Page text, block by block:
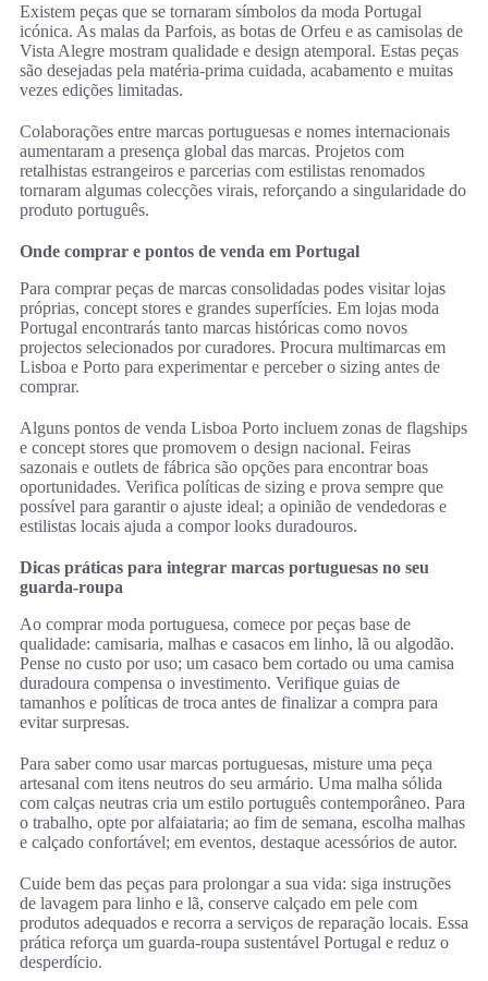
Existem peças que se tornaram símbolos da moda Portugal
icónica. As malas da Parfois, as botas de Orfeu e as camisolas de
Vista Alegre mostram qualidade e design atemporal. Estas peças
são desejadas pela matéria-prima cuidada, acabamento e muitas
vezes edições limitadas.
Colaborações entre marcas portuguesas e nomes internacionais
aumentaram a presença global das marcas. Projetos com
retalhistas estrangeiros e parcerias com estilistas renomados
tornaram algumas colecções virais, reforçando a singularidade do
produto português.
Onde comprar e pontos de venda em Portugal
Para comprar peças de marcas consolidadas podes visitar lojas
próprias, concept stores e grandes superfícies. Em lojas moda
Portugal encontrarás tanto marcas históricas como novos
projectos selecionados por curadores. Procura multimarcas em
Lisboa e Porto para experimentar e perceber o sizing antes de
comprar.
Alguns pontos de venda Lisboa Porto incluem zonas de flagships
e concept stores que promovem o design nacional. Feiras
sazonais e outlets de fábrica são opções para encontrar boas
oportunidades. Verifica políticas de sizing e prova sempre que
possível para garantir o ajuste ideal; a opinião de vendedoras e
estilistas locais ajuda a compor looks duradouros.
Dicas práticas para integrar marcas portuguesas no seu
guarda‑roupa
Ao comprar moda portuguesa, comece por peças base de
qualidade: camisaria, malhas e casacos em linho, lã ou algodão.
Pense no custo por uso; um casaco bem cortado ou uma camisa
duradoura compensa o investimento. Verifique guias de
tamanhos e políticas de troca antes de finalizar a compra para
evitar surpresas.
Para saber como usar marcas portuguesas, misture uma peça
artesanal com itens neutros do seu armário. Uma malha sólida
com calças neutras cria um estilo português contemporâneo. Para
o trabalho, opte por alfaiataria; ao fim de semana, escolha malhas
e calçado confortável; em eventos, destaque acessórios de autor.
Cuide bem das peças para prolongar a sua vida: siga instruções
de lavagem para linho e lã, conserve calçado em pele com
produtos adequados e recorra a serviços de reparação locais. Essa
prática reforça um guarda‑roupa sustentável Portugal e reduz o
desperdício.